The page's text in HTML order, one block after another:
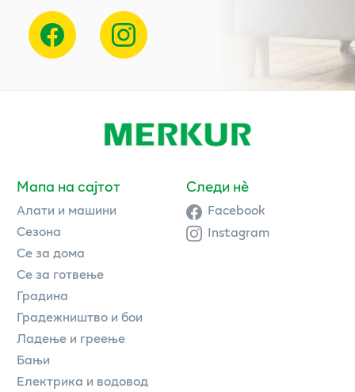
Мапа на сајтот
Алати и машини
Сезона
Се за дома
Се за готвење
Градина
Градежништво и бои
Ладење и греење
Бањи
Електрика и водовод
Следи нè
Facebook
Instagram